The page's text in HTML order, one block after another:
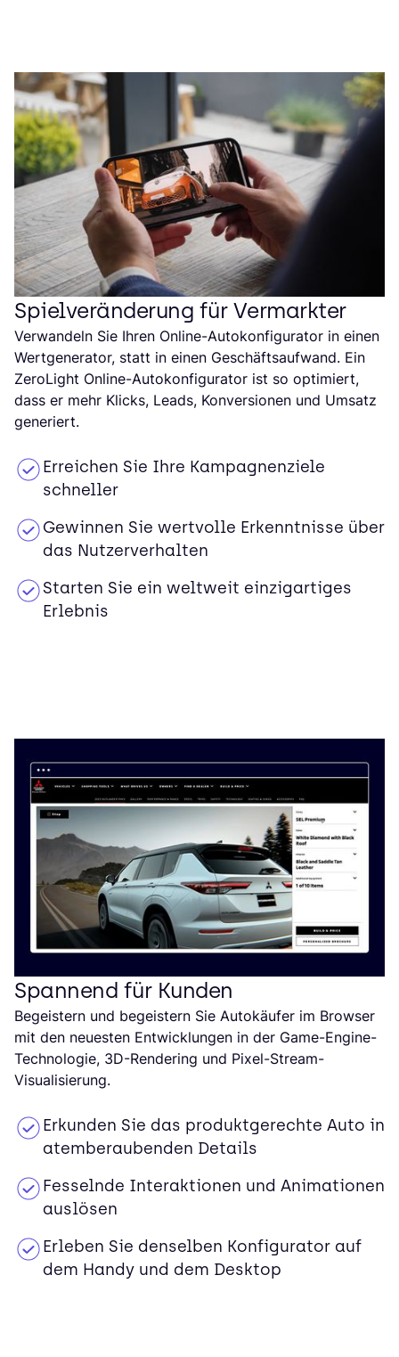
Spielveränderung für Vermarkter
Verwandeln Sie Ihren Online-Autokonfigurator in einen
Wertgenerator, statt in einen Geschäftsaufwand. Ein
ZeroLight Online-Autokonfigurator ist so optimiert,
dass er mehr Klicks, Leads, Konversionen und Umsatz
generiert.
Erreichen Sie Ihre Kampagnenziele
schneller
Gewinnen Sie wertvolle Erkenntnisse über
das Nutzerverhalten
Starten Sie ein weltweit einzigartiges
Erlebnis
Spannend für Kunden
Begeistern und begeistern Sie Autokäufer im Browser
mit den neuesten Entwicklungen in der Game-Engine-
Technologie, 3D-Rendering und Pixel-Stream-
Visualisierung.
Erkunden Sie das produktgerechte Auto in
atemberaubenden Details
Fesselnde Interaktionen und Animationen
auslösen
Erleben Sie denselben Konfigurator auf
dem Handy und dem Desktop